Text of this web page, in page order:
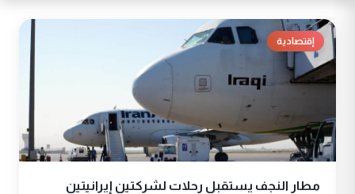
إقتصادية
مطار النجف يستقبل رحلات لشركتين إيرانيتين